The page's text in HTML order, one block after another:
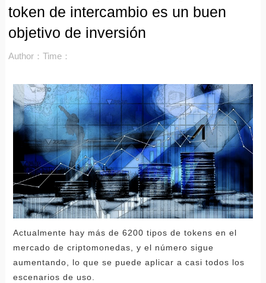
token de intercambio es un buen
objetivo de inversión
Author： Time：
Actualmente hay más de 6200 tipos de tokens en el
mercado de criptomonedas, y el número sigue
aumentando, lo que se puede aplicar a casi todos los
escenarios de uso.